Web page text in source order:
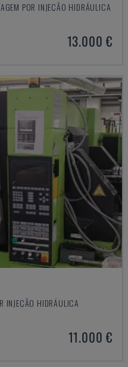
POR INJEÇÃO HIDRÁULICA
13.000 €
INJEÇÃO HIDRÁULICA
11.000 €